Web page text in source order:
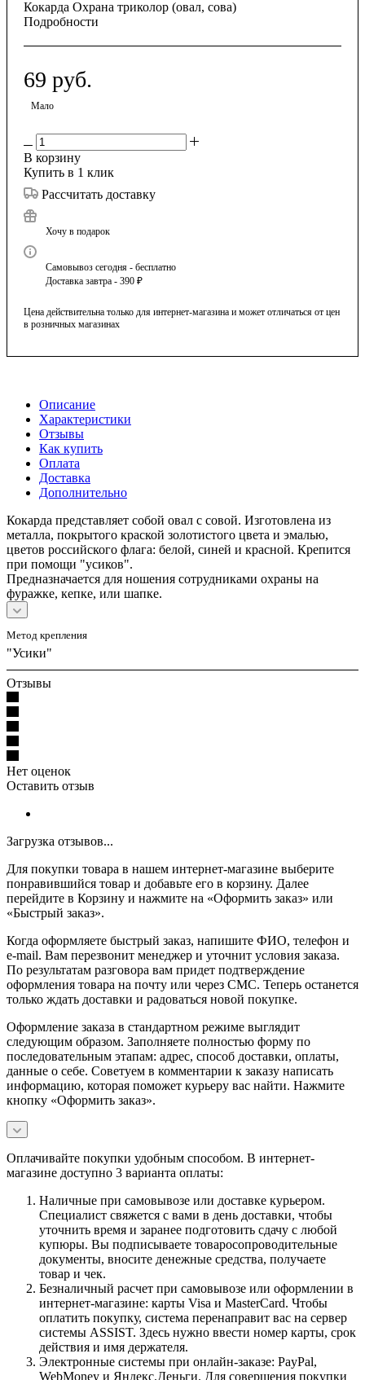
Кокарда Охрана триколор (овал, сова)
Подробности
69 руб.
Мало
В корзину
Купить в 1 клик
Рассчитать доставку
Хочу в подарок
Самовывоз сегодня - бесплатно
Доставка завтра - 390 ₽
Цена действительна только для интернет-магазина и может отличаться от цен
в розничных магазинах
Описание
Характеристики
Отзывы
Как купить
Оплата
Доставка
Дополнительно
Кокарда представляет собой овал с совой. Изготовлена из
металла, покрытого краской золотистого цвета и эмалью,
цветов российского флага: белой, синей и красной. Крепится
при помощи "усиков".
Предназначается для ношения сотрудниками охраны на
фуражке, кепке, или шапке.
Метод крепления
"Усики"
Отзывы
Нет оценок
Оставить отзыв
Загрузка отзывов...
Для покупки товара в нашем интернет-магазине выберите
понравившийся товар и добавьте его в корзину. Далее
перейдите в Корзину и нажмите на «Оформить заказ» или
«Быстрый заказ».
Когда оформляете быстрый заказ, напишите ФИО, телефон и
e-mail. Вам перезвонит менеджер и уточнит условия заказа.
По результатам разговора вам придет подтверждение
оформления товара на почту или через СМС. Теперь останется
только ждать доставки и радоваться новой покупке.
Оформление заказа в стандартном режиме выглядит
следующим образом. Заполняете полностью форму по
последовательным этапам: адрес, способ доставки, оплаты,
данные о себе. Советуем в комментарии к заказу написать
информацию, которая поможет курьеру вас найти. Нажмите
кнопку «Оформить заказ».
Оплачивайте покупки удобным способом. В интернет-
магазине доступно 3 варианта оплаты:
Наличные при самовывозе или доставке курьером.
Специалист свяжется с вами в день доставки, чтобы
уточнить время и заранее подготовить сдачу с любой
купюры. Вы подписываете товаросопроводительные
документы, вносите денежные средства, получаете
товар и чек.
Безналичный расчет при самовывозе или оформлении в
интернет-магазине: карты Visa и MasterCard. Чтобы
оплатить покупку, система перенаправит вас на сервер
системы ASSIST. Здесь нужно ввести номер карты, срок
действия и имя держателя.
Электронные системы при онлайн-заказе: PayPal,
WebMoney и Яндекс.Деньги. Для совершения покупки